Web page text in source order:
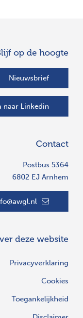
op de hoogte
Nieuwsbrief
naar Linkedin
Contact
Postbus 5364
6802 EJ Arnhem
deze website
Privacyverklaring
Cookies
Toegankelijkheid